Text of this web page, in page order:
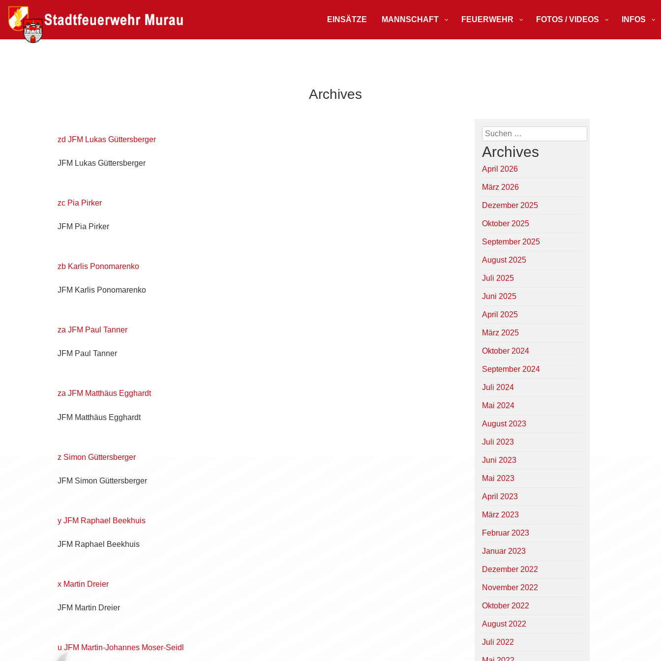
EINSÄTZE MANNSCHAFT FEUERWEHR FOTOS / VIDEOS INFOS
Archives
zd JFM Lukas Güttersberger
JFM Lukas Güttersberger
zc Pia Pirker
JFM Pia Pirker
zb Karlis Ponomarenko
JFM Karlis Ponomarenko
za JFM Paul Tanner
JFM Paul Tanner
za JFM Matthäus Egghardt
JFM Matthäus Egghardt
z Simon Güttersberger
JFM Simon Güttersberger
y JFM Raphael Beekhuis
JFM Raphael Beekhuis
x Martin Dreier
JFM Martin Dreier
u JFM Martin-Johannes Moser-Seidl
Suchen
nach:
Archives
April 2026
März 2026
Dezember 2025
Oktober 2025
September 2025
August 2025
Juli 2025
Juni 2025
April 2025
März 2025
Oktober 2024
September 2024
Juli 2024
Mai 2024
August 2023
Juli 2023
Juni 2023
Mai 2023
April 2023
März 2023
Februar 2023
Januar 2023
Dezember 2022
November 2022
Oktober 2022
August 2022
Juli 2022